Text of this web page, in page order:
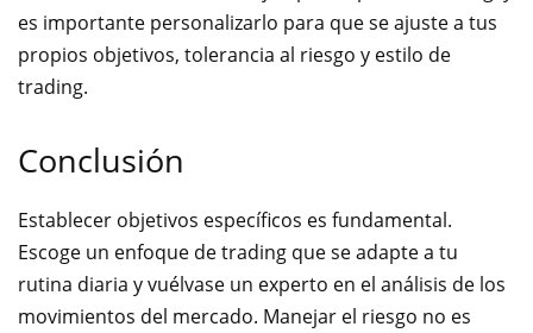
es importante personalizarlo para que se ajuste a tus
propios objetivos, tolerancia al riesgo y estilo de
trading.
Conclusión
Establecer objetivos específicos es fundamental.
Escoge un enfoque de trading que se adapte a tu
rutina diaria y vuélvase un experto en el análisis de los
movimientos del mercado. Manejar el riesgo no es